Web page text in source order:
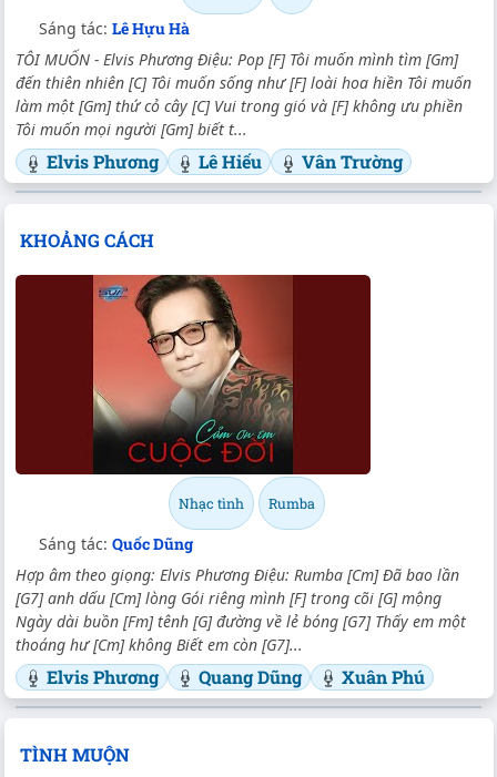
Sáng tác: Lê Hựu Hà
TÔI MUỐN - Elvis Phương Điệu: Pop [F] Tôi muốn mình tìm [Gm]
đến thiên nhiên [C] Tôi muốn sống như [F] loài hoa hiền Tôi muốn
làm một [Gm] thứ cỏ cây [C] Vui trong gió và [F] không ưu phiền
Tôi muốn mọi người [Gm] biết t...
Elvis Phương Lê Hiếu Vân Trường
KHOẢNG CÁCH
Nhạc tình Rumba
Sáng tác: Quốc Dũng
Hợp âm theo giọng: Elvis Phương Điệu: Rumba [Cm] Đã bao lần
[G7] anh dấu [Cm] lòng Gói riêng mình [F] trong cõi [G] mộng
Ngày dài buồn [Fm] tênh [G] đường về lẻ bóng [G7] Thấy em một
thoáng hư [Cm] không Biết em còn [G7]...
Elvis Phương Quang Dũng Xuân Phú
TÌNH MUỘN